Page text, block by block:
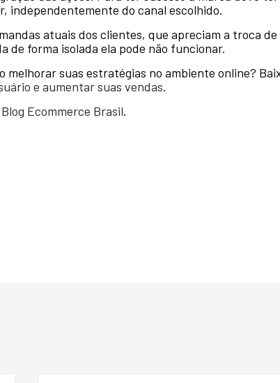
independentemente do canal escolhido.
atuais dos clientes, que apreciam a troca
de forma isolada ela pode não funcionar.
melhorar suas estratégias no ambiente online?
e aumentar suas vendas.
Blog Ecommerce Brasil.